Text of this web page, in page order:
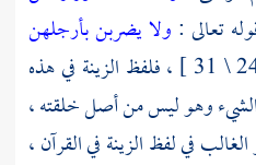
ولا يضربن بأرجلهن
[ 24 \ 31 ] ، فلفظ الزينة في هذه
الشيء وهو ليس من أصل خلقته ،
في لفظ الزينة في القرآن ،